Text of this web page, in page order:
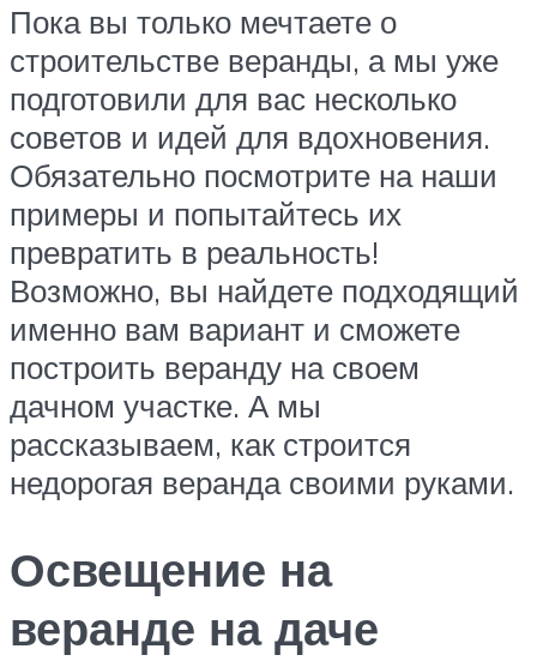
Пока вы только мечтаете о
строительстве веранды, а мы уже
подготовили для вас несколько
советов и идей для вдохновения.
Обязательно посмотрите на наши
примеры и попытайтесь их
превратить в реальность!
Возможно, вы найдете подходящий
именно вам вариант и сможете
построить веранду на своем
дачном участке. А мы
рассказываем, как строится
недорогая веранда своими руками.
Освещение на
веранде на даче